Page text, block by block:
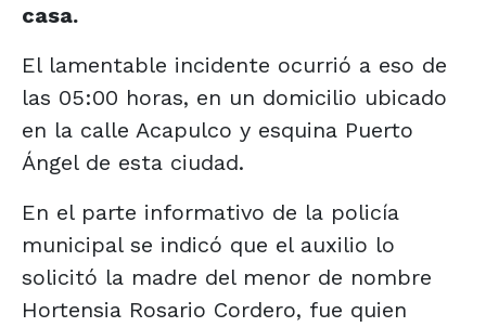
casa.
El lamentable incidente ocurrió a eso de
las 05:00 horas, en un domicilio ubicado
en la calle Acapulco y esquina Puerto
Ángel de esta ciudad.
En el parte informativo de la policía
municipal se indicó que el auxilio lo
solicitó la madre del menor de nombre
Hortensia Rosario Cordero, fue quien